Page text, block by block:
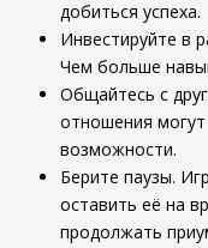
добиться успеха.
Инвестируйте в
Чем больше
Общайтесь с
отношения
возможности.
Берите паузы.
оставить её на
продолжать